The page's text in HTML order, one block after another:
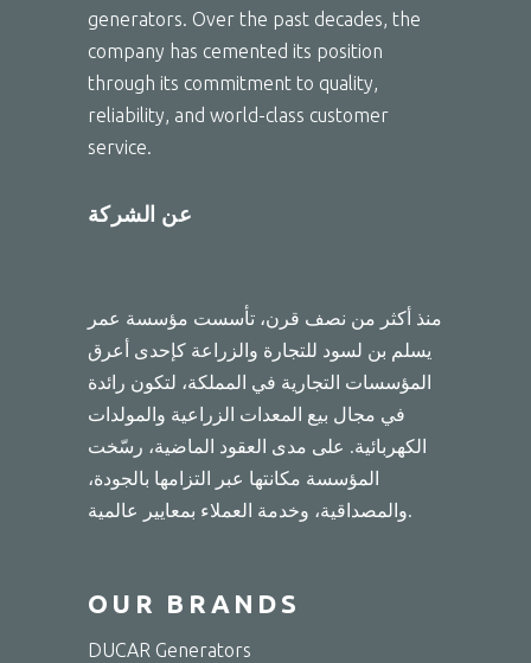
generators. Over the past decades, the
company has cemented its position
through its commitment to quality,
reliability, and world-class customer
service.
عن الشركة
منذ أكثر من نصف قرن، تأسست مؤسسة عمر
يسلم بن لسود للتجارة والزراعة كإحدى أعرق
المؤسسات التجارية في المملكة، لتكون رائدة
في مجال بيع المعدات الزراعية والمولدات
الكهربائية. على مدى العقود الماضية، رسّخت
المؤسسة مكانتها عبر التزامها بالجودة،
والمصداقية، وخدمة العملاء بمعايير عالمية.
OUR BRANDS
DUCAR Generators